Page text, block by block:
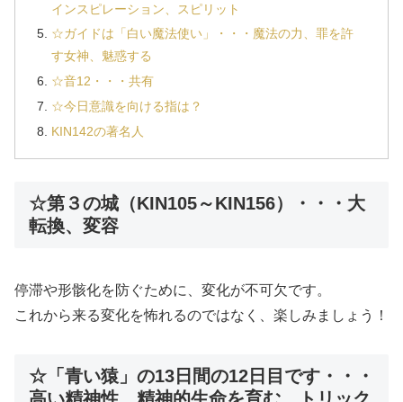
インスピレーション、スピリット
☆ガイドは「白い魔法使い」・・・魔法の力、罪を許
す女神、魅惑する
☆音12・・・共有
☆今日意識を向ける指は？
KIN142の著名人
☆第３の城（KIN105～KIN156）・・・大
転換、変容
停滞や形骸化を防ぐために、変化が不可欠です。
これから来る変化を怖れるのではなく、楽しみましょう！
☆「青い猿」の13日間の12日目です・・・